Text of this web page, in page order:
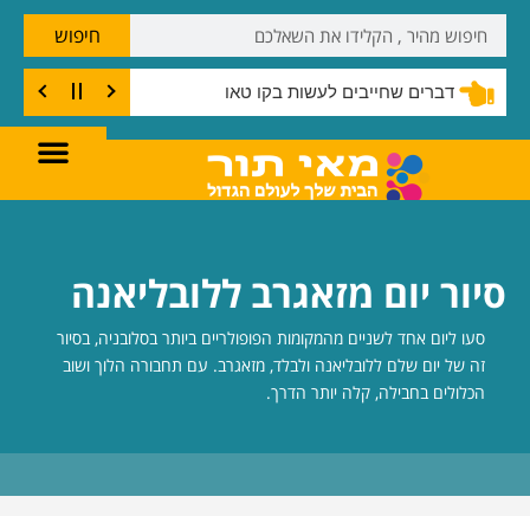
דברים שחייבים לעשות בקו טאו
חיפוש
סיור יום מזאגרב ללובליאנה
סעו ליום אחד לשניים מהמקומות הפופולריים ביותר בסלובניה, בסיור
זה של יום שלם ללובליאנה ולבלד, מזאגרב. עם תחבורה הלוך ושוב
הכלולים בחבילה, קלה יותר הדרך.